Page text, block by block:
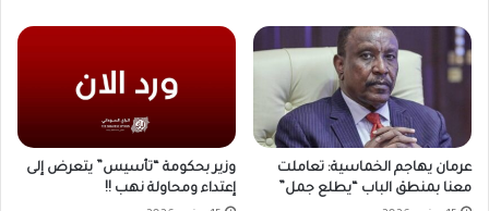
عرمان يهاجم الخماسية: تعاملت
معنا بمنطق الباب “يطلع جمل”
وزير بحكومة “تأسيس” يتعرض إلى
إعتداء ومحاولة نهب !!